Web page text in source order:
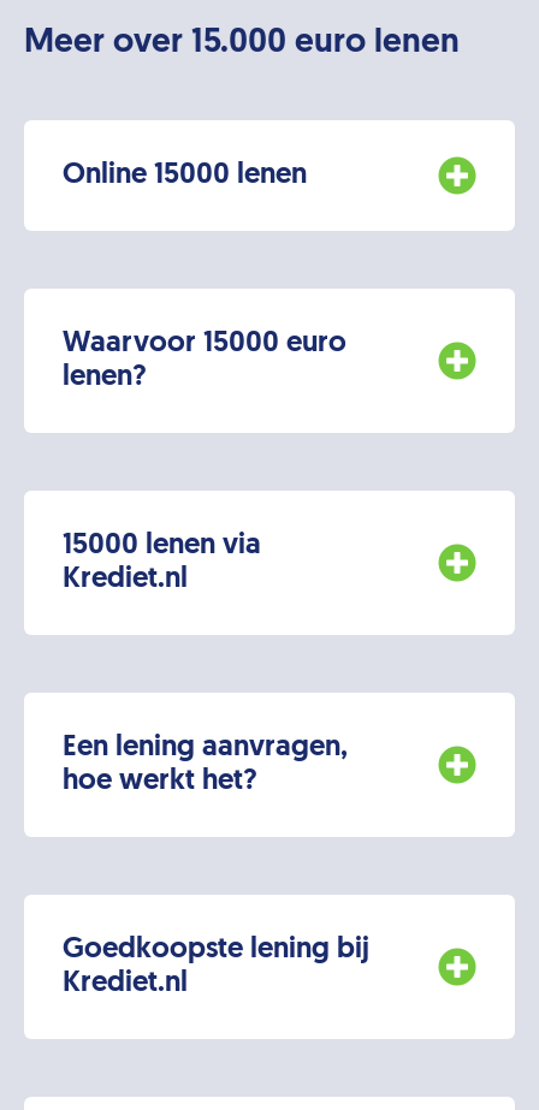
Meer over 15.000 euro lenen
Online 15000 lenen
Waarvoor 15000 euro
lenen?
15000 lenen via
Krediet.nl
Een lening aanvragen,
hoe werkt het?
Goedkoopste lening bij
Krediet.nl